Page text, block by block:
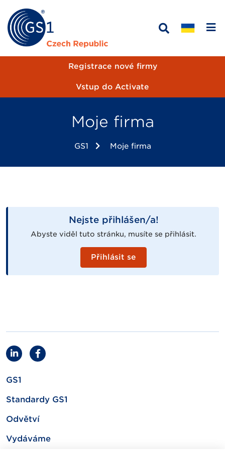
Registrace nové firmy
Vstup do Activate
Moje firma
GS1 Moje firma
Nejste přihlášen/a!
Abyste viděl tuto stránku, musíte se přihlásit.
Přihlásit se
GS1
Standardy GS1
Odvětví
Vydáváme